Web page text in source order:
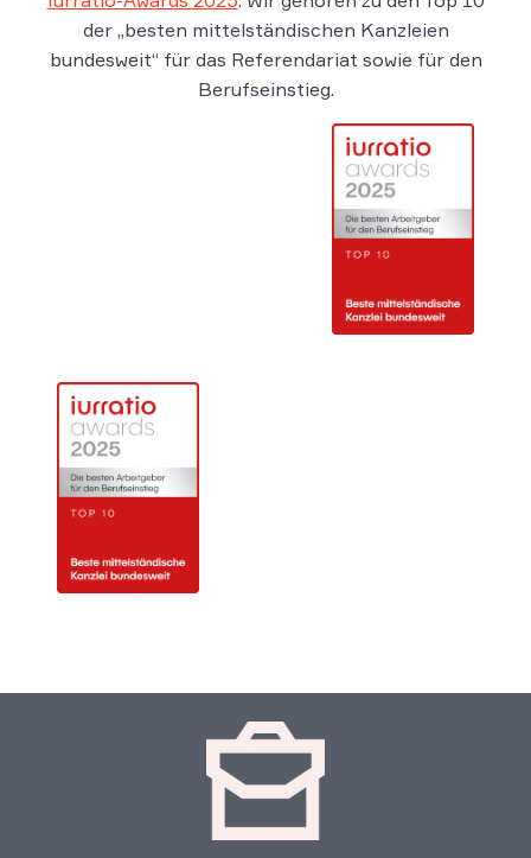
der „besten mittelständischen Kanzleien
bundesweit“ für das Referendariat sowie für den
Berufseinstieg.